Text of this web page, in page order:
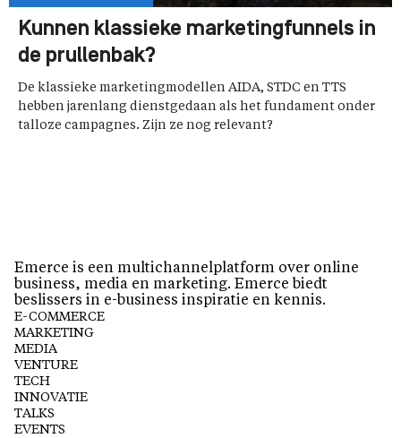
Kunnen klassieke marketingfunnels in
de prullenbak?
De klassieke marketingmodellen AIDA, STDC en TTS
hebben jarenlang dienstgedaan als het fundament onder
talloze campagnes. Zijn ze nog relevant?
Emerce is een multichannelplatform over online
business, media en marketing. Emerce biedt
beslissers in e-business inspiratie en kennis.
E-COMMERCE
MARKETING
MEDIA
VENTURE
TECH
INNOVATIE
TALKS
EVENTS